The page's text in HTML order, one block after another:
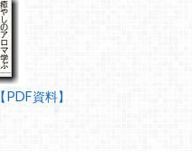
【PDF資料】